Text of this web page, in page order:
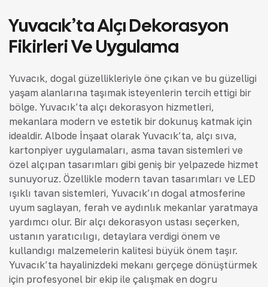
Yuvacık’ta Alçı Dekorasyon
Fikirleri Ve Uygulama
Yuvacık, doğal güzellikleriyle öne çıkan ve bu güzelliği
yaşam alanlarına taşımak isteyenlerin tercih ettiği bir
bölge. Yuvacık’ta alçı dekorasyon hizmetleri,
mekanlara modern ve estetik bir dokunuş katmak için
idealdir. Albode İnşaat olarak Yuvacık’ta, alçı sıva,
kartonpiyer uygulamaları, asma tavan sistemleri ve
özel alçıpan tasarımları gibi geniş bir yelpazede hizmet
sunuyoruz. Özellikle modern tavan tasarımları ve LED
ışıklı tavan sistemleri, Yuvacık’ın doğal atmosferine
uyum sağlayan, ferah ve aydınlık mekanlar yaratmaya
yardımcı olur. Bir alçı dekorasyon ustası seçerken,
ustanın yaratıcılığı, detaylara verdiği önem ve
kullandığı malzemelerin kalitesi büyük önem taşır.
Yuvacık’ta hayalinizdeki mekanı gerçeğe dönüştürmek
için profesyonel bir ekip ile çalışmak en doğru